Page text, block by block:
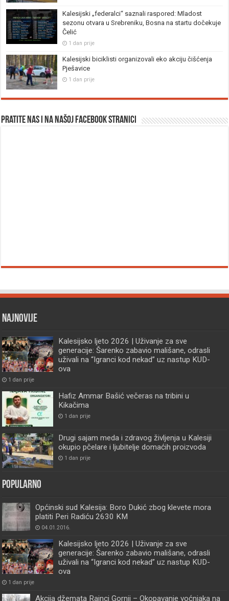
Kalesijski „federalci“ saznali raspored: Mladost
sezonu otvara u Srebreniku, Bosna na startu dočekuje
Čelić
1 dan prije
Kalesijski biciklisti organizovali eko akciju čišćenja
Pješavice
1 dan prije
Pratite nas i na našoj facebook stranici
Najnovije
Kalesijsko ljeto 2026 | Uživanje za sve
generacije: Šarenko zabavio mališane, odrasli
uživali na “Igranci kod nekad” uz nastup KUD-
ova
1 dan prije
Hafiz Ammar Bašić večeras na tribini u
Kikačima
1 dan prije
Drugi sajam meda i zdravog življenja u Kalesiji
okupio pčelare i ljubitelje domaćih proizvoda
1 dan prije
Popularno
Općinski sud Kalesija: Boro Dukić zbog klevete mora
platiti Peri Radiću 2630 KM
04.01.2016.
Kalesijsko ljeto 2026 | Uživanje za sve
generacije: Šarenko zabavio mališane, odrasli
uživali na “Igranci kod nekad” uz nastup KUD-
ova
1 dan prije
Akcija džemata Rainci Gornji – Okopavanje voćnjaka na